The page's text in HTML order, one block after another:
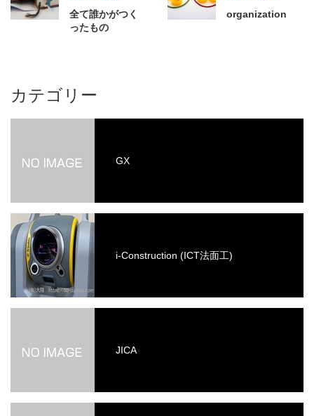
全て誰かがつく
ったもの
organization
カテゴリー
GX
i-Construction (ICT法面工)
JICA